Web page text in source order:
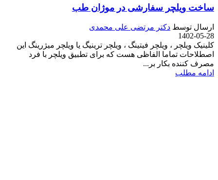
ساخت ویلچر سفارشی در موژان طب
ارسال توسط دکتر مرتضی علی محمدی
1402-05-28
کلینیک ویلچر ، ویلچر فیتینگ ، ویلچر ترینیگ یا ویلچر میژرینگ این
اصطلاحات تماما الفاظی هست که برای تطبیق ویلچر با فرد
مصرف کننده بکار بر...
ادامه مطلب